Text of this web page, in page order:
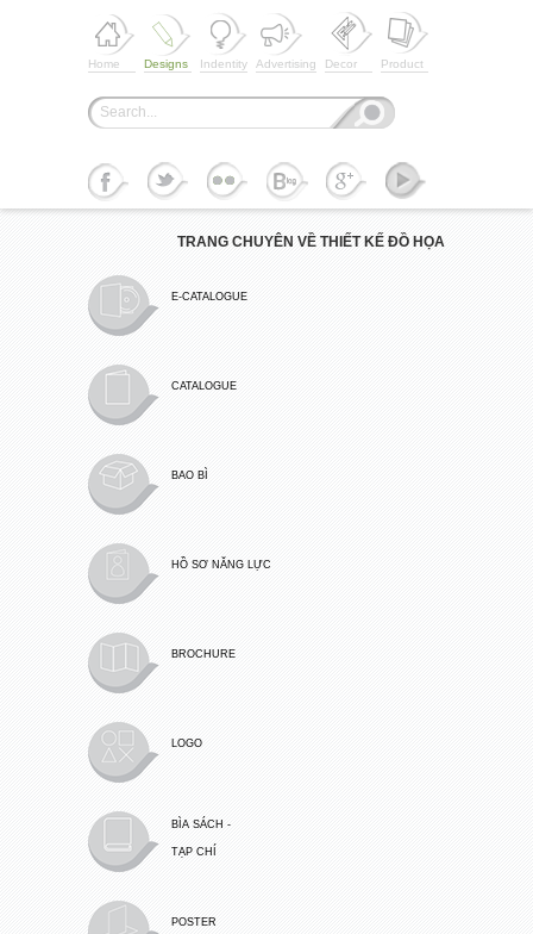
Home Designs Indentity Advertising Decor Product
TRANG CHUYÊN VỀ THIẾT KẾ ĐỒ HỌA
E-CATALOGUE
CATALOGUE
BAO BÌ
HỒ SƠ NĂNG LỰC
BROCHURE
LOGO
BÌA SÁCH -
TẠP CHÍ
POSTER